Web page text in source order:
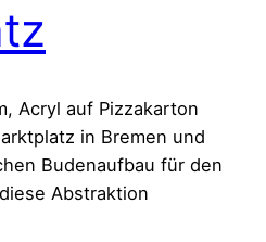
Acryl auf Pizzakarton
in Bremen und
Budenaufbau für den
Abstraktion